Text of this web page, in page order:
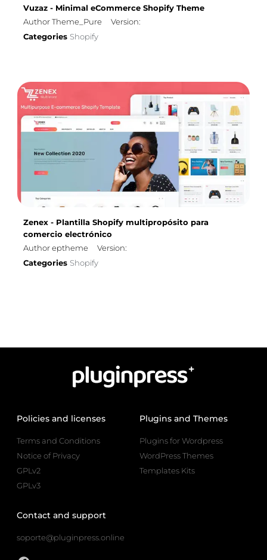
Vuzaz - Minimal eCommerce Shopify Theme
Author Theme_Pure
Version:
Categories Shopify
Zenex - Plantilla Shopify multipropósito para
comercio electrónico
Author eptheme
Version:
Categories Shopify
Policies and licenses
Terms and Conditions
Notice of Privacy
GPLv2
GPLv3
Plugins and Themes
Plugins for Wordpress
WordPress Themes
Templates Kits
Contact and support
soporte@pluginpress.online